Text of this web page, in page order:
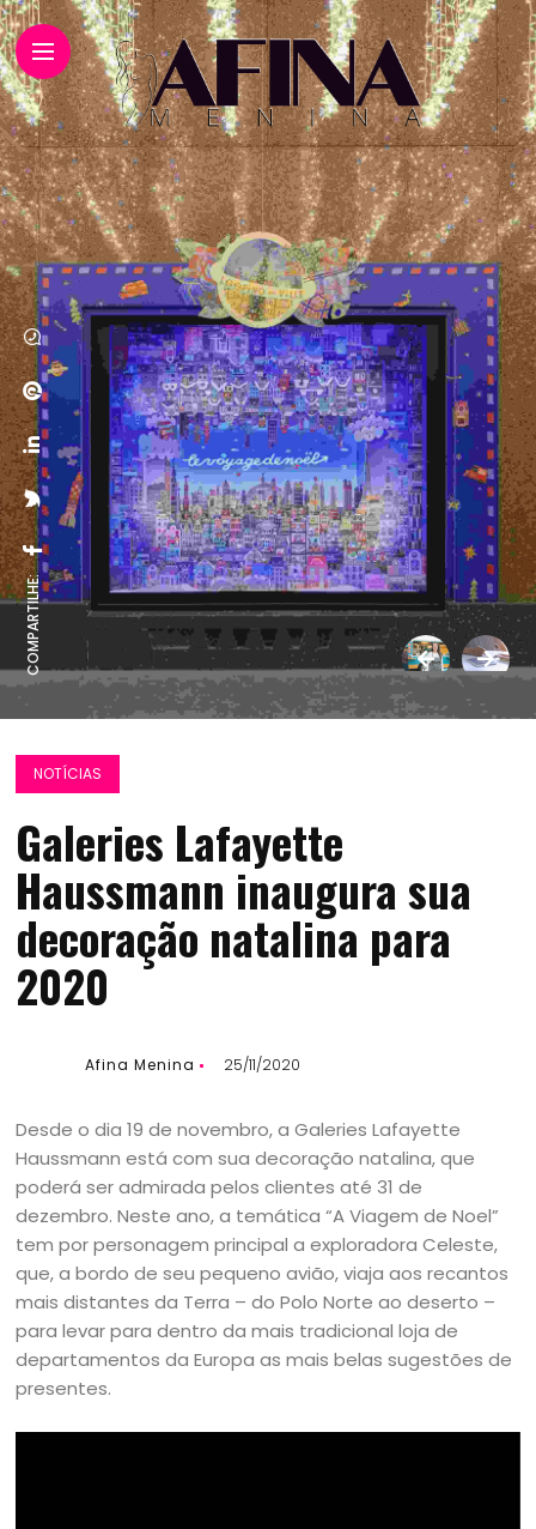
COMPARTILHE:
NOTÍCIAS
Galeries Lafayette
Haussmann inaugura sua
decoração natalina para
2020
Afina Menina 25/11/2020
Desde o dia 19 de novembro, a Galeries Lafayette
Haussmann está com sua decoração natalina, que
poderá ser admirada pelos clientes até 31 de
dezembro. Neste ano, a temática “A Viagem de Noel”
tem por personagem principal a exploradora Celeste,
que, a bordo de seu pequeno avião, viaja aos recantos
mais distantes da Terra – do Polo Norte ao deserto –
para levar para dentro da mais tradicional loja de
departamentos da Europa as mais belas sugestões de
presentes.